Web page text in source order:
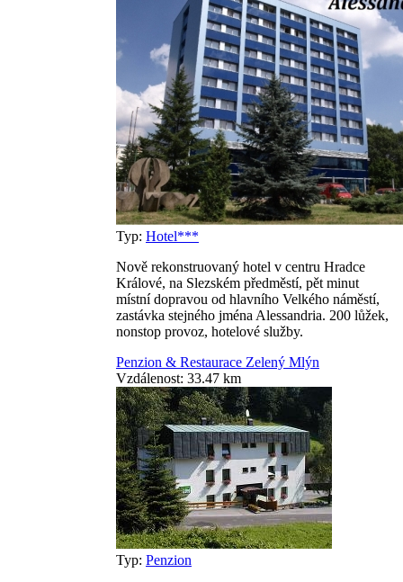
Typ: Hotel***
Nově rekonstruovaný hotel v centru Hradce
Králové, na Slezském předměstí, pět minut
místní dopravou od hlavního Velkého náměstí,
zastávka stejného jména Alessandria. 200 lůžek,
nonstop provoz, hotelové služby.
Penzion & Restaurace Zelený Mlýn
Vzdálenost: 33.47 km
Typ: Penzion